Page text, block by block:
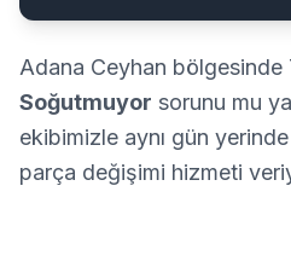
Adana Ceyhan bölgesinde
Soğutmuyor sorunu mu
ekibimizle aynı gün
parça değişimi hizmeti